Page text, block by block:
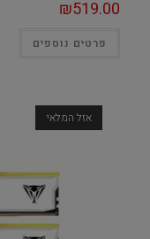
₪519.00
פרטים נוספים
אזל המלאי